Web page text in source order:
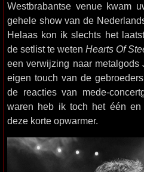
Westbrabantse venue kwam
gehele show van de
Helaas kon ik slechts het
de setlist te weten Hearts Of
een verwijzing naar metalgods
eigen touch van de
de reacties van mede-
waren heb ik toch het één en
deze korte opwarmer.